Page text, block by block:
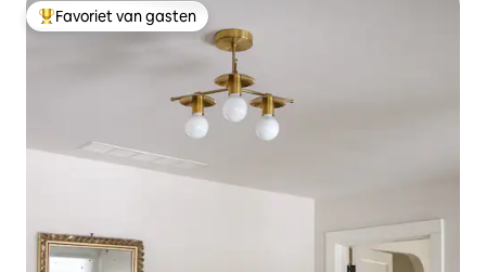
Topfavoriet van gasten
Favoriet van gasten